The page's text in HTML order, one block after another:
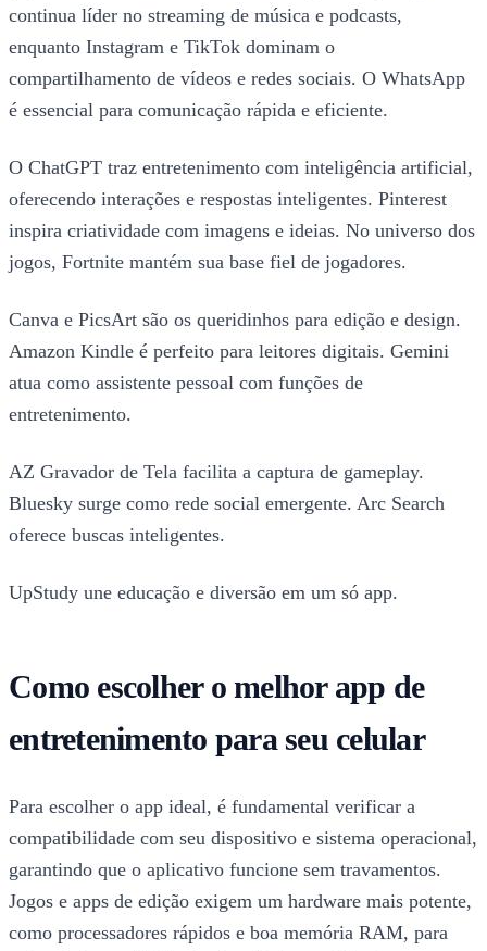
continua líder no streaming de música e podcasts,
enquanto Instagram e TikTok dominam o
compartilhamento de vídeos e redes sociais. O WhatsApp
é essencial para comunicação rápida e eficiente.
O ChatGPT traz entretenimento com inteligência artificial,
oferecendo interações e respostas inteligentes. Pinterest
inspira criatividade com imagens e ideias. No universo dos
jogos, Fortnite mantém sua base fiel de jogadores.
Canva e PicsArt são os queridinhos para edição e design.
Amazon Kindle é perfeito para leitores digitais. Gemini
atua como assistente pessoal com funções de
entretenimento.
AZ Gravador de Tela facilita a captura de gameplay.
Bluesky surge como rede social emergente. Arc Search
oferece buscas inteligentes.
UpStudy une educação e diversão em um só app.
Como escolher o melhor app de
entretenimento para seu celular
Para escolher o app ideal, é fundamental verificar a
compatibilidade com seu dispositivo e sistema operacional,
garantindo que o aplicativo funcione sem travamentos.
Jogos e apps de edição exigem um hardware mais potente,
como processadores rápidos e boa memória RAM, para